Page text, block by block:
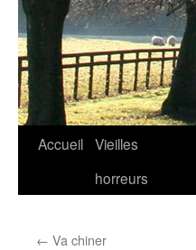
Accueil Vieilles
horreurs
← Va chiner